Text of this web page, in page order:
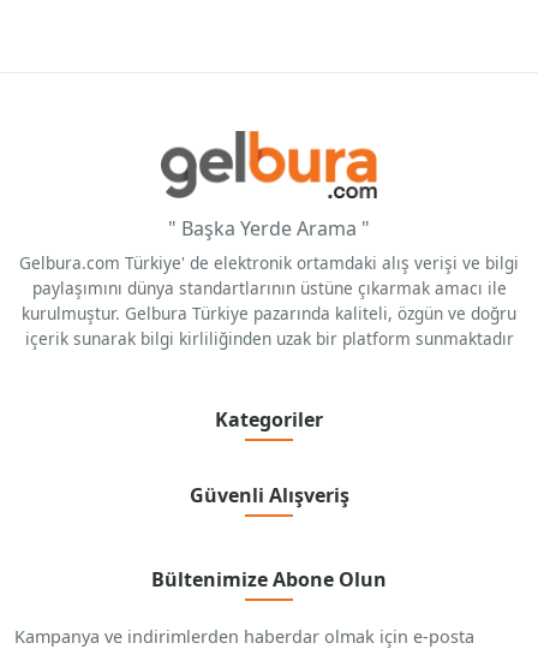
" Başka Yerde Arama "
Gelbura.com Türkiye' de elektronik ortamdaki alış verişi ve bilgi
paylaşımını dünya standartlarının üstüne çıkarmak amacı ile
kurulmuştur. Gelbura Türkiye pazarında kaliteli, özgün ve doğru
içerik sunarak bilgi kirliliğinden uzak bir platform sunmaktadır
Kategoriler
Güvenli Alışveriş
Bültenimize Abone Olun
Kampanya ve indirimlerden haberdar olmak için e-posta